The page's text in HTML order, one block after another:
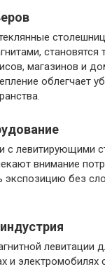
становятся
магазинов и
облегчает
с левитирующими
внимание
экспозицию без
левитации
и электромобилях